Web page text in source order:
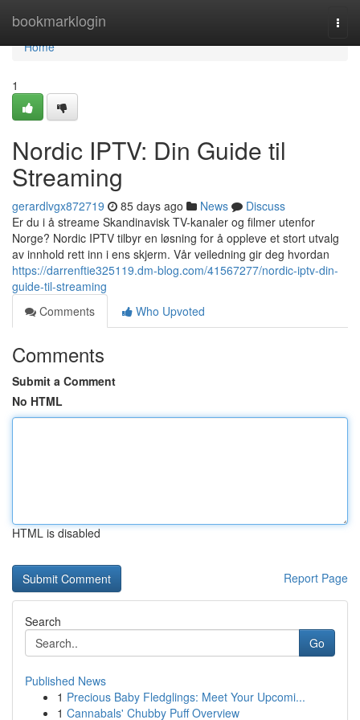
bookmarklogin
Home
Home
1
Nordic IPTV: Din Guide til
Streaming
gerardlvgx872719 85 days ago News
Discuss
Er du i å streame Skandinavisk TV-kanaler og filmer utenfor
Norge? Nordic IPTV tilbyr en løsning for å oppleve et stort utvalg
av innhold rett inn i ens skjerm. Vår veiledning gir deg hvordan
https://darrenftie325119.dm-blog.com/41567277/nordic-iptv-din-
guide-til-streaming
Comments
Who Upvoted
Comments
Submit a Comment
No HTML
HTML is disabled
Report Page
Search
Go
Published News
1 Precious Baby Fledglings: Meet Your Upcomi...
1 Cannabals' Chubby Puff Overview